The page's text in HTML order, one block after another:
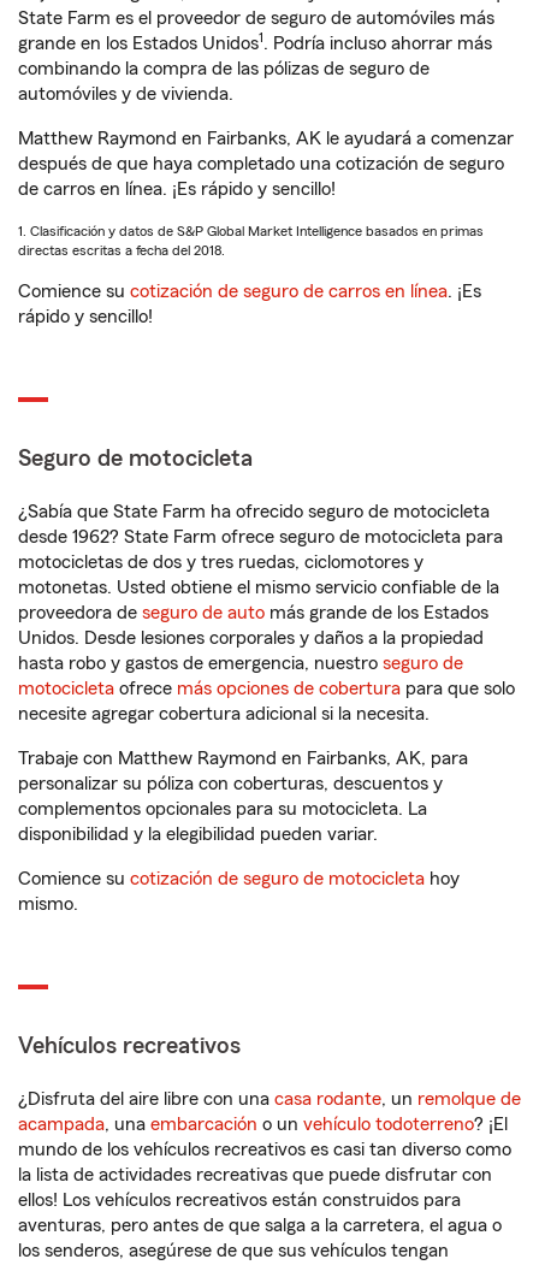
State Farm es el proveedor de seguro de automóviles más
grande en los Estados Unidos1. Podría incluso ahorrar más
combinando la compra de las pólizas de seguro de
automóviles y de vivienda.
Matthew Raymond en Fairbanks, AK le ayudará a comenzar
después de que haya completado una cotización de seguro
de carros en línea. ¡Es rápido y sencillo!
1. Clasificación y datos de S&P Global Market Intelligence basados en primas
directas escritas a fecha del 2018.
Comience su cotización de seguro de carros en línea. ¡Es
rápido y sencillo!
Seguro de motocicleta
¿Sabía que State Farm ha ofrecido seguro de motocicleta
desde 1962? State Farm ofrece seguro de motocicleta para
motocicletas de dos y tres ruedas, ciclomotores y
motonetas. Usted obtiene el mismo servicio confiable de la
proveedora de seguro de auto más grande de los Estados
Unidos. Desde lesiones corporales y daños a la propiedad
hasta robo y gastos de emergencia, nuestro seguro de
motocicleta ofrece más opciones de cobertura para que solo
necesite agregar cobertura adicional si la necesita.
Trabaje con Matthew Raymond en Fairbanks, AK, para
personalizar su póliza con coberturas, descuentos y
complementos opcionales para su motocicleta. La
disponibilidad y la elegibilidad pueden variar.
Comience su cotización de seguro de motocicleta hoy
mismo.
Vehículos recreativos
¿Disfruta del aire libre con una casa rodante, un remolque de
acampada, una embarcación o un vehículo todoterreno? ¡El
mundo de los vehículos recreativos es casi tan diverso como
la lista de actividades recreativas que puede disfrutar con
ellos! Los vehículos recreativos están construidos para
aventuras, pero antes de que salga a la carretera, el agua o
los senderos, asegúrese de que sus vehículos tengan